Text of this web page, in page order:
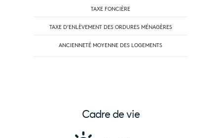
TAXE FONCIÈRE
TAXE D’ENLÈVEMENT DES ORDURES MÉNAGÈRES
ANCIENNETÉ MOYENNE DES LOGEMENTS
Cadre de vie